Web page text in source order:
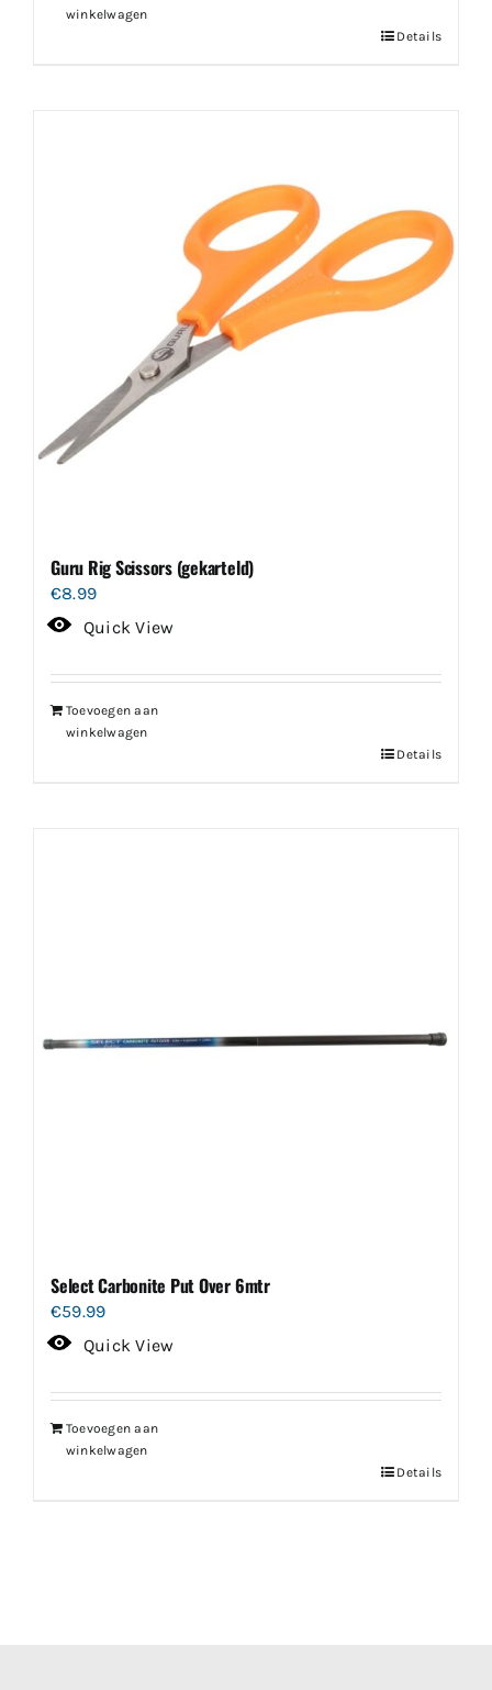
winkelwagen
Details
Guru Rig Scissors (gekarteld)
€8.99
Quick View
Toevoegen aan
winkelwagen
Details
Select Carbonite Put Over 6mtr
€59.99
Quick View
Toevoegen aan
winkelwagen
Details